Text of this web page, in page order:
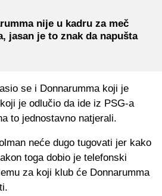
nije u kadru za meč
jasan je to znak da napušta
se i Donnarumma koji je
je odlučio da ide iz PSG-a
to jednostavno natjerali.
neće dugo tugovati jer kako
toga dobio je telefonski
za koji klub će Donnarumma